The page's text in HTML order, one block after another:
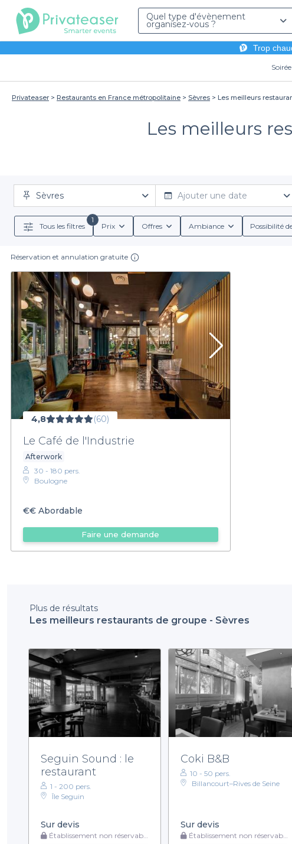
Quel type d'évènement
organisez-vous ?
Trop
Privateaser Restaurants en France métropolitaine Sèvres Les meilleurs
Les meilleurs
Sèvres Ajouter une date
Tous les filtres
1
Prix Offres Ambiance Possibilité
Réservation et annulation gratuite
4,8 (60)
Le Café de l'Industrie
Afterwork
30 - 180 pers.
Boulogne
€€ Abordable
Faire une demande
Plus de résultats
Les meilleurs restaurants de groupe - Sèvres
Seguin Sound : le
restaurant
1 - 200 pers.
Île Seguin
Sur devis
Établissement non réservable
Coki B&B
10 - 50 pers.
Billancourt–Rives de Seine
Sur devis
Établissement non réservable